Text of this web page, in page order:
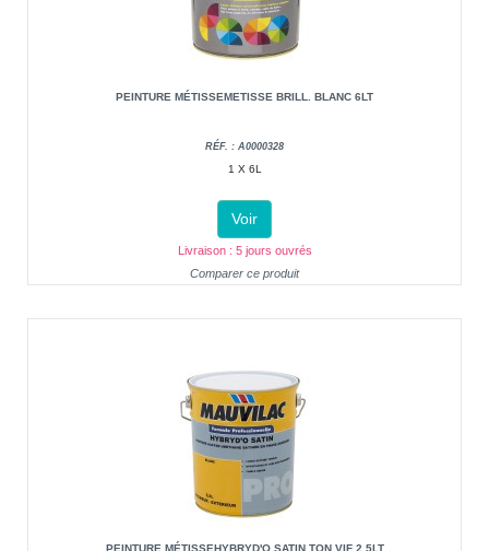
PEINTURE MÉTISSEMETISSE BRILL. BLANC 6LT
RÉF. : A0000328
1 X 6L
Voir
Livraison : 5 jours ouvrés
Comparer ce produit
PEINTURE MÉTISSEHYBRYD'O SATIN TON VIF 2,5LT